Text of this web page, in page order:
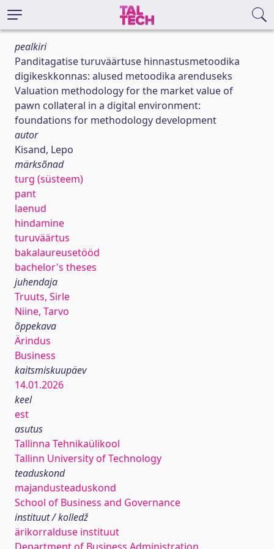
pealkiri
Panditagatise turuväärtuse hinnastusmetoodika
digikeskkonnas: alused metoodika arenduseks
Valuation methodology for the market value of
pawn collateral in a digital environment:
foundations for methodology development
autor
Kisand, Lepo
märksõnad
turg (süsteem)
pant
laenud
hindamine
turuväärtus
bakalaureusetööd
bachelor's theses
juhendaja
Truuts, Sirle
Niine, Tarvo
õppekava
Ärindus
Business
kaitsmiskuupäev
14.01.2026
keel
est
asutus
Tallinna Tehnikaülikool
Tallinn University of Technology
teaduskond
majandusteaduskond
School of Business and Governance
instituut / kolledž
ärikorralduse instituut